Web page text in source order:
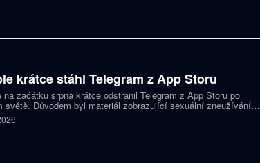
krátce stáhl Telegram z App Storu
na začátku srpna krátce odstranil Telegram z App Storu po
světě. Důvodem byl materiál zobrazující sexuální zneužívání
podle firmy sdílel jeden uživatel. Telegram účet rychle
a aplikace se ještě během stejného dne do obchodu vrátila.